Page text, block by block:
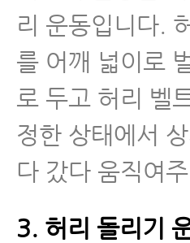
- 추간판탈출
- 퇴행성허리
- 허리디스크,
면 안 되는 이유
- 허리디스크
속 맞으신다고
리 운동입니다.
를 어깨 넓이로
로 두고 허리 벨
정한 상태에서
다 갔다 움직여
3. 허리 돌리기